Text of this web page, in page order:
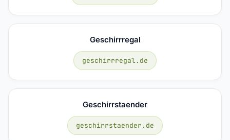
Geschirrregal
geschirrregal.de
Geschirrstaender
geschirrstaender.de